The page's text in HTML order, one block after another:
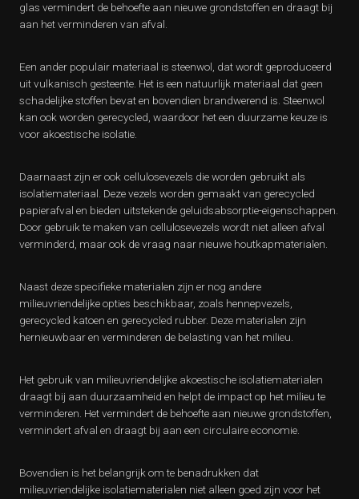
glas vermindert de behoefte aan nieuwe grondstoffen en draagt bij
aan het verminderen van afval.
Een ander populair materiaal is steenwol, dat wordt geproduceerd
uit vulkanisch gesteente. Het is een natuurlijk materiaal dat geen
schadelijke stoffen bevat en bovendien brandwerend is. Steenwol
kan ook worden gerecycled, waardoor het een duurzame keuze is
voor akoestische isolatie.
Daarnaast zijn er ook cellulosevezels die worden gebruikt als
isolatiemateriaal. Deze vezels worden gemaakt van gerecycled
papierafval en bieden uitstekende geluidsabsorptie-eigenschappen.
Door gebruik te maken van cellulosevezels wordt niet alleen afval
verminderd, maar ook de vraag naar nieuwe houtkapmaterialen.
Naast deze specifieke materialen zijn er nog andere
milieuvriendelijke opties beschikbaar, zoals hennepvezels,
gerecycled katoen en gerecycled rubber. Deze materialen zijn
hernieuwbaar en verminderen de belasting van het milieu.
Het gebruik van milieuvriendelijke akoestische isolatiematerialen
draagt bij aan duurzaamheid en helpt de impact op het milieu te
verminderen. Het vermindert de behoefte aan nieuwe grondstoffen,
vermindert afval en draagt bij aan een circulaire economie.
Bovendien is het belangrijk om te benadrukken dat
milieuvriendelijke isolatiematerialen niet alleen goed zijn voor het